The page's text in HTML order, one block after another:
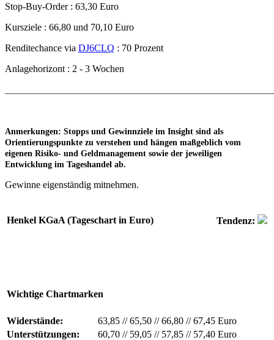
Stop-Buy-Order : 63,30 Euro
Kursziele : 66,80 und 70,10 Euro
Renditechance via DJ6CLQ : 70 Prozent
Anlagehorizont : 2 - 3 Wochen
Anmerkungen: Stopps und Gewinnziele im Insight sind als
Orientierungspunkte zu verstehen und hängen maßgeblich vom
eigenen Risiko- und Geldmanagement sowie der jeweiligen
Entwicklung im Tageshandel ab.
Gewinne eigenständig mitnehmen.
Henkel KGaA (Tageschart in Euro) Tendenz:
Wichtige Chartmarken
Widerstände: 63,85 //65,50 //66,80 //67,45 Euro
Unterstützungen:
60,70 //59,05 //57,85 //57,40 Euro